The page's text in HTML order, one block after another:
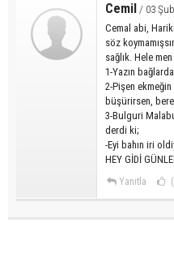
Cemil / 03
Cemal abi,
söz
sağlık. Hele
1-Yazın
2-Pişen
büşürirsen,
3-Bulguri
derdi ki;
-Eyi bahın iri
HEY GİDİ
Yanıtla